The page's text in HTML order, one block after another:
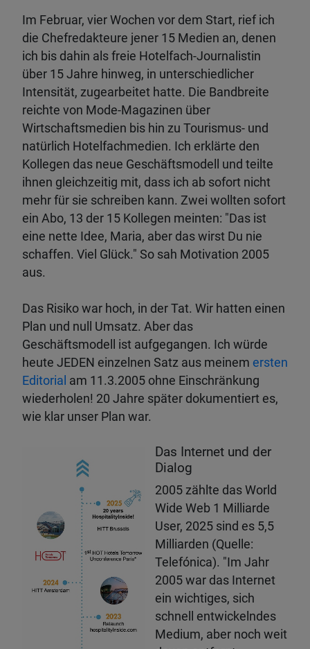
Im Februar, vier Wochen vor dem Start, rief ich
die Chefredakteure jener 15 Medien an, denen
ich bis dahin als freie Hotelfach-Journalistin
über 15 Jahre hinweg, in unterschiedlicher
Intensität, zugearbeitet hatte. Die Bandbreite
reichte von Mode-Magazinen über
Wirtschaftsmedien bis hin zu Tourismus- und
natürlich Hotelfachmedien. Ich erklärte den
Kollegen das neue Geschäftsmodell und teilte
ihnen gleichzeitig mit, dass ich ab sofort nicht
mehr für sie schreiben kann. Zwei wollten sofort
ein Abo, 13 der 15 Kollegen meinten: "Das ist
eine nette Idee, Maria, aber das wirst Du nie
schaffen. Viel Glück." So sah Motivation 2005
aus.
Das Risiko war hoch, in der Tat. Wir hatten einen
Plan und null Umsatz. Aber das
Geschäftsmodell ist aufgegangen. Ich würde
heute JEDEN einzelnen Satz aus meinem ersten
Editorial am 11.3.2005 ohne Einschränkung
wiederholen! 20 Jahre später dokumentiert es,
wie klar unser Plan war.
Das Internet und der
Dialog
2005 zählte das World
Wide Web 1 Milliarde
User, 2025 sind es 5,5
Milliarden (Quelle:
Telefónica). "Im Jahr
2005 war das Internet
ein wichtiges, sich
schnell entwickelndes
Medium, aber noch weit